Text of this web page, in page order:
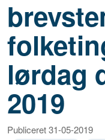
lørdag
2019
Publiceret 31-05-2019